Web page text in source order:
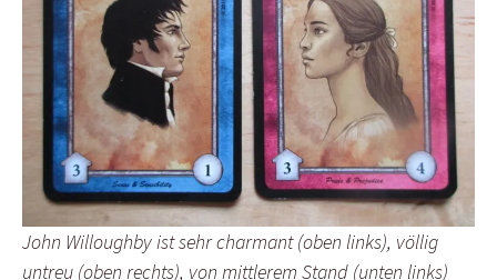
John Willoughby ist sehr charmant (oben links), völlig
untreu (oben rechts), von mittlerem Stand (unten links)